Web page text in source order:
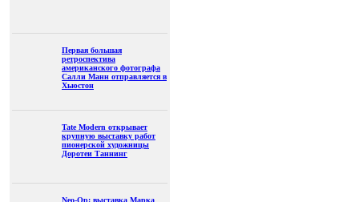
Первая большая
ретроспектива
американского фотографа
Салли Манн отправляется в
Хьюстон
Tate Modern открывает
крупную выставку работ
пионерской художницы
Доротеи Таннинг
Neo-Op: выставка Марка